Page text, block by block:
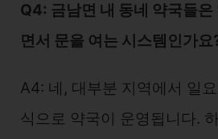
Q4: 금남면 내 동네 약국들
면서 문을 여는 시스템인가요
A4: 네, 대부분 지역에서 일
식으로 약국이 운영됩니다.